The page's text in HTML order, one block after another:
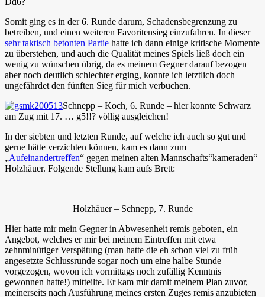
Somit ging es in der 6. Runde darum, Schadensbegrenzung zu
betreiben, und einen weiteren Favoritensieg einzufahren. In dieser
sehr taktisch betonten Partie hatte ich dann einige kritische Momente
zu überstehen, und auch die Qualität meines Spiels ließ doch ein
wenig zu wünschen übrig, da es meinem Gegner darauf bezogen
aber noch deutlich schlechter erging, konnte ich letztlich doch
ungefährdet den fünften Sieg für mich verbuchen.
Schnepp – Koch, 6. Runde – hier konnte Schwarz
am Zug mit 17. … g5!!? völlig ausgleichen!
In der siebten und letzten Runde, auf welche ich auch so gut und
gerne hätte verzichten können, kam es dann zum
„Aufeinandertreffen“ gegen meinen alten Mannschafts“kameraden“
Holzhäuer. Folgende Stellung kam aufs Brett:
Holzhäuer – Schnepp, 7. Runde
Hier hatte mir mein Gegner in Abwesenheit remis geboten, ein
Angebot, welches er mir bei meinem Eintreffen mit etwa
zehnminütiger Verspätung (man hatte die eh schon viel zu früh
angesetzte Schlussrunde sogar noch um eine halbe Stunde
vorgezogen, wovon ich vormittags noch zufällig Kenntnis
gewonnen hatte!) mitteilte. Er kam mir damit meinem Plan zuvor,
meinerseits nach Ausführung meines ersten Zuges remis anzubieten